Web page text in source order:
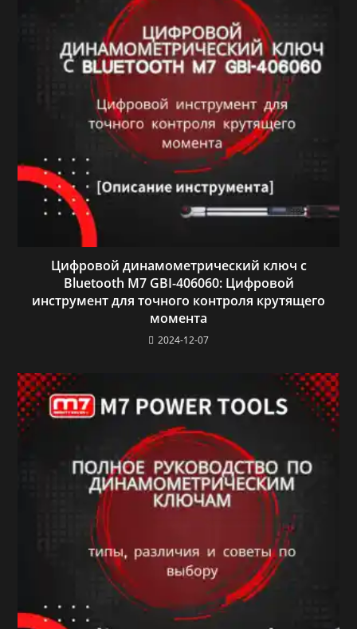
Цифровой динамометрический ключ с
Bluetooth M7 GBI-406060: Цифровой
инструмент для точного контроля крутящего
момента
2024-12-07